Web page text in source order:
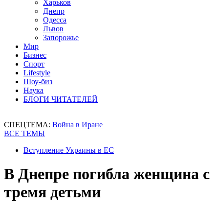
Харьков
Днепр
Одесса
Львов
Запорожье
Мир
Бизнес
Спорт
Lifestyle
Шоу-биз
Наука
БЛОГИ ЧИТАТЕЛЕЙ
СПЕЦТЕМА: Война в Иране
ВСЕ ТЕМЫ
Вступление Украины в ЕС
В Днепре погибла женщина с
тремя детьми